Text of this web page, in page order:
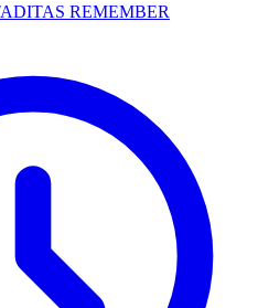
REMEMBER